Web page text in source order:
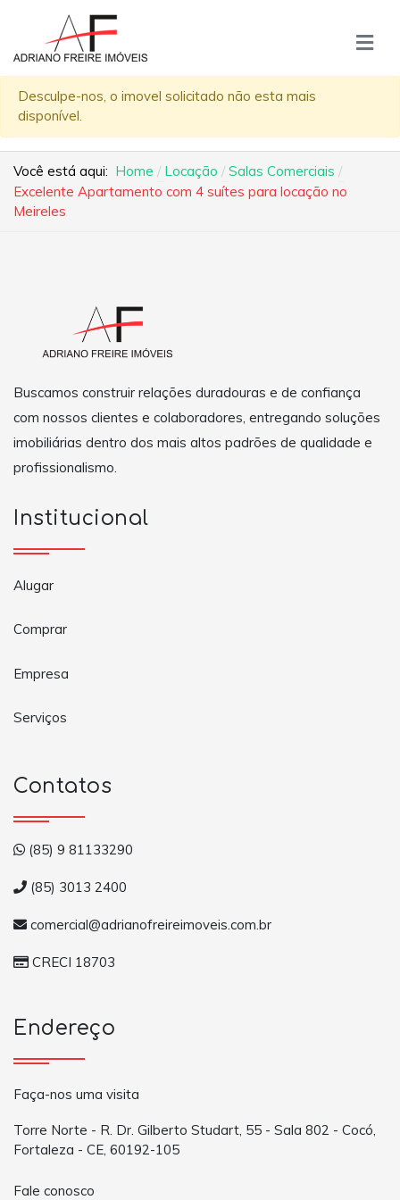
Desculpe-nos, o imovel solicitado não esta mais
disponível.
Você está aqui: Home Locação
Salas Comerciais
Excelente Apartamento com 4 suítes para locação no
Meireles
Buscamos construir relações duradouras e de confiança
com nossos clientes e colaboradores, entregando soluções
imobiliárias dentro dos mais altos padrões de qualidade e
profissionalismo.
Institucional
Alugar
Comprar
Empresa
Serviços
Contatos
(85) 9 81133290
(85) 3013 2400
comercial@adrianofreireimoveis.com.br
CRECI 18703
Endereço
Faça-nos uma visita
Torre Norte - R. Dr. Gilberto Studart, 55 - Sala 802 - Cocó,
Fortaleza - CE, 60192-105
Fale conosco